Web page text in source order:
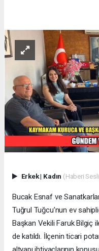
Erkek| Kadın (Haberi
Bucak Esnaf ve
Tuğrul Tuğcu’nun ev
Başkan Vekili Faruk Bilgiç
de katıldı. İlçenin ticari